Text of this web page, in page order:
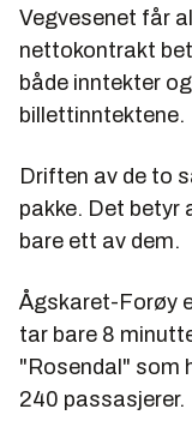
Vegvesenet får
nettokontrakt
både inntekter
billettinntektene.
Driften av de to
pakke. Det betyr
bare ett av dem.
Ågskaret-Forøy
tar bare 8
"Rosendal" som
240 passasjerer.